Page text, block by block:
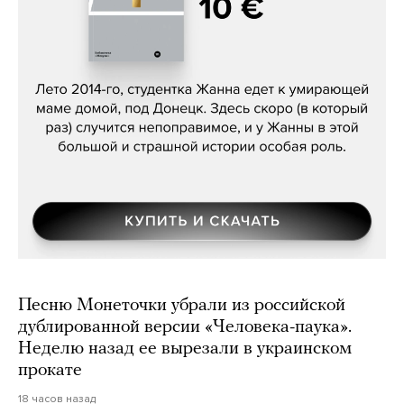
Сергей Лебедев, «Белая дама»
Песню Монеточки убрали из российской
дублированной версии «Человека-паука».
Неделю назад ее вырезали в украинском
прокате
18 часов назад